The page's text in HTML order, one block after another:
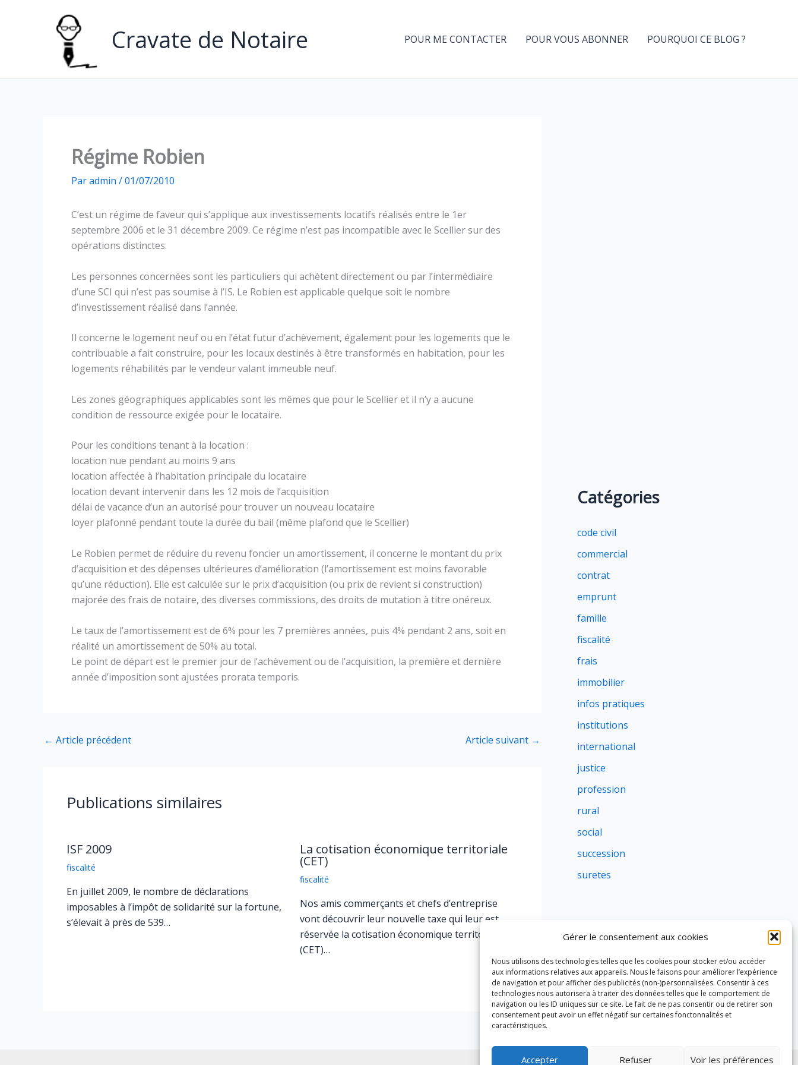
Gérer le consentement aux cookies
Nous utilisons des technologies telles que les cookies pour stocker et/ou accéder
aux informations relatives aux appareils. Nous le faisons pour améliorer l’expérience
de navigation et pour afficher des publicités (non-)personnalisées. Consentir à ces
technologies nous autorisera à traiter des données telles que le comportement de
navigation ou les ID uniques sur ce site. Le fait de ne pas consentir ou de retirer son
consentement peut avoir un effet négatif sur certaines fonctonnalités et
caractéristiques.
Accepter Refuser Voir les préférences
Cravate de Notaire POUR ME CONTACTER POUR VOUS ABONNER POURQUOI CE BLOG ?
Régime Robien
Paradmin /01/07/2010
C’est un régime de faveur qui s’applique aux investissements locatifs réalisés entre le 1er
septembre 2006 et le 31 décembre 2009. Ce régime n’est pas incompatible avec le Scellier sur des
opérations distinctes.
Les personnes concernées sont les particuliers qui achètent directement ou par l’intermédiaire
d’une SCI qui n’est pas soumise à l’IS. Le Robien est applicable quelque soit le nombre
d’investissement réalisé dans l’année.
Il concerne le logement neuf ou en l’état futur d’achèvement, également pour les logements que le
contribuable a fait construire, pour les locaux destinés à être transformés en habitation, pour les
logements réhabilités par le vendeur valant immeuble neuf.
Les zones géographiques applicables sont les mêmes que pour le Scellier et il n’y a aucune
condition de ressource exigée pour le locataire.
Pour les conditions tenant à la location :
location nue pendant au moins 9 ans
location affectée à l’habitation principale du locataire
location devant intervenir dans les 12 mois de l’acquisition
délai de vacance d’un an autorisé pour trouver un nouveau locataire
loyer plafonné pendant toute la durée du bail (même plafond que le Scellier)
Le Robien permet de réduire du revenu foncier un amortissement, il concerne le montant du prix
d’acquisition et des dépenses ultérieures d’amélioration (l’amortissement est moins favorable
qu’une réduction). Elle est calculée sur le prix d’acquisition (ou prix de revient si construction)
majorée des frais de notaire, des diverses commissions, des droits de mutation à titre onéreux.
Le taux de l’amortissement est de 6% pour les 7 premières années, puis 4% pendant 2 ans, soit en
réalité un amortissement de 50% au total.
Le point de départ est le premier jour de l’achèvement ou de l’acquisition, la première et dernière
année d’imposition sont ajustées prorata temporis.
← Article précédent Article suivant →
Publications similaires
ISF 2009
fiscalité
En juillet 2009, le nombre de déclarations
imposables à l’impôt de solidarité sur la fortune,
s’élevait à près de 539…
La cotisation économique territoriale
(CET)
fiscalité
Nos amis commerçants et chefs d’entreprise
vont découvrir leur nouvelle taxe qui leur est
réservée la cotisation économique territoriale
(CET)…
Catégories
code civil
commercial
contrat
emprunt
famille
fiscalité
frais
immobilier
infos pratiques
institutions
international
justice
profession
rural
social
succession
suretes